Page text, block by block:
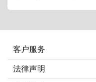
客户服务
法律声明